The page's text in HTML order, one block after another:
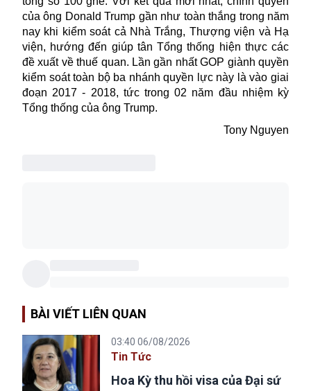
của ông Donald Trump gần như toàn thắng trong năm
nay khi kiểm soát cả Nhà Trắng, Thượng viện và Hạ
viện, hướng đến giúp tân Tổng thống hiện thực các
đề xuất về thuế quan. Lần gần nhất GOP giành quyền
kiểm soát toàn bộ ba nhánh quyền lực này là vào giai
đoạn 2017 - 2018, tức trong 02 năm đầu nhiệm kỳ
Tổng thống của ông Trump.
Tony Nguyen
BÀI VIẾT LIÊN QUAN
03:40 06/08/2026
Tin Tức
Hoa Kỳ thu hồi visa của Đại sứ